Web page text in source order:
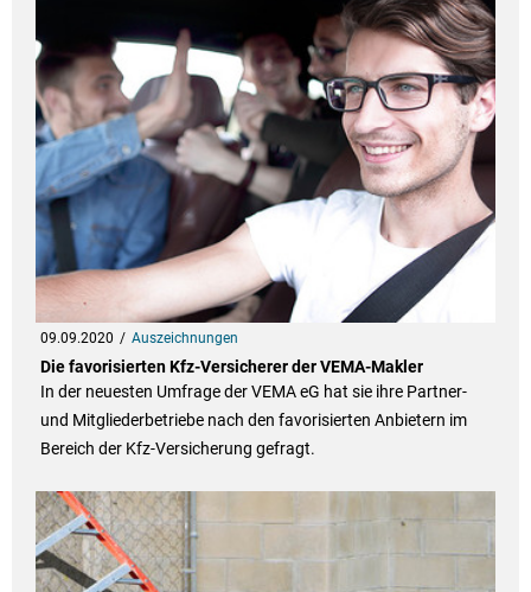
09.09.2020 Auszeichnungen
Die favorisierten Kfz-Versicherer der VEMA-Makler
In der neuesten Umfrage der VEMA eG hat sie ihre Partner-
und Mitgliederbetriebe nach den favorisierten Anbietern im
Bereich der Kfz-Versicherung gefragt.